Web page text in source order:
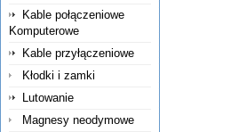
Kable połączeniowe
Komputerowe
Kable przyłączeniowe
Kłodki i zamki
Lutowanie
Magnesy neodymowe